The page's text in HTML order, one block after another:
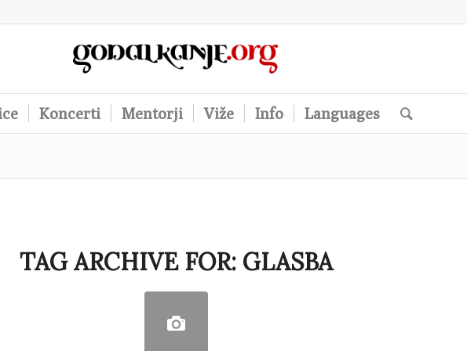
Koncerti Mentorji Viže Info Languages
TAG ARCHIVE FOR: GLASBA